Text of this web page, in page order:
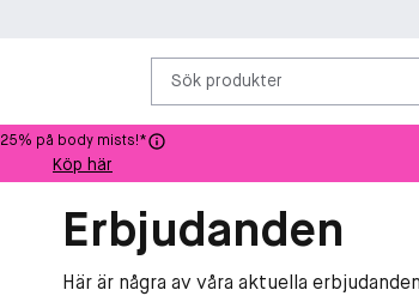
Sök produkter
25% på body mists!*
Köp här
Erbjudanden
Här är några av våra aktuella